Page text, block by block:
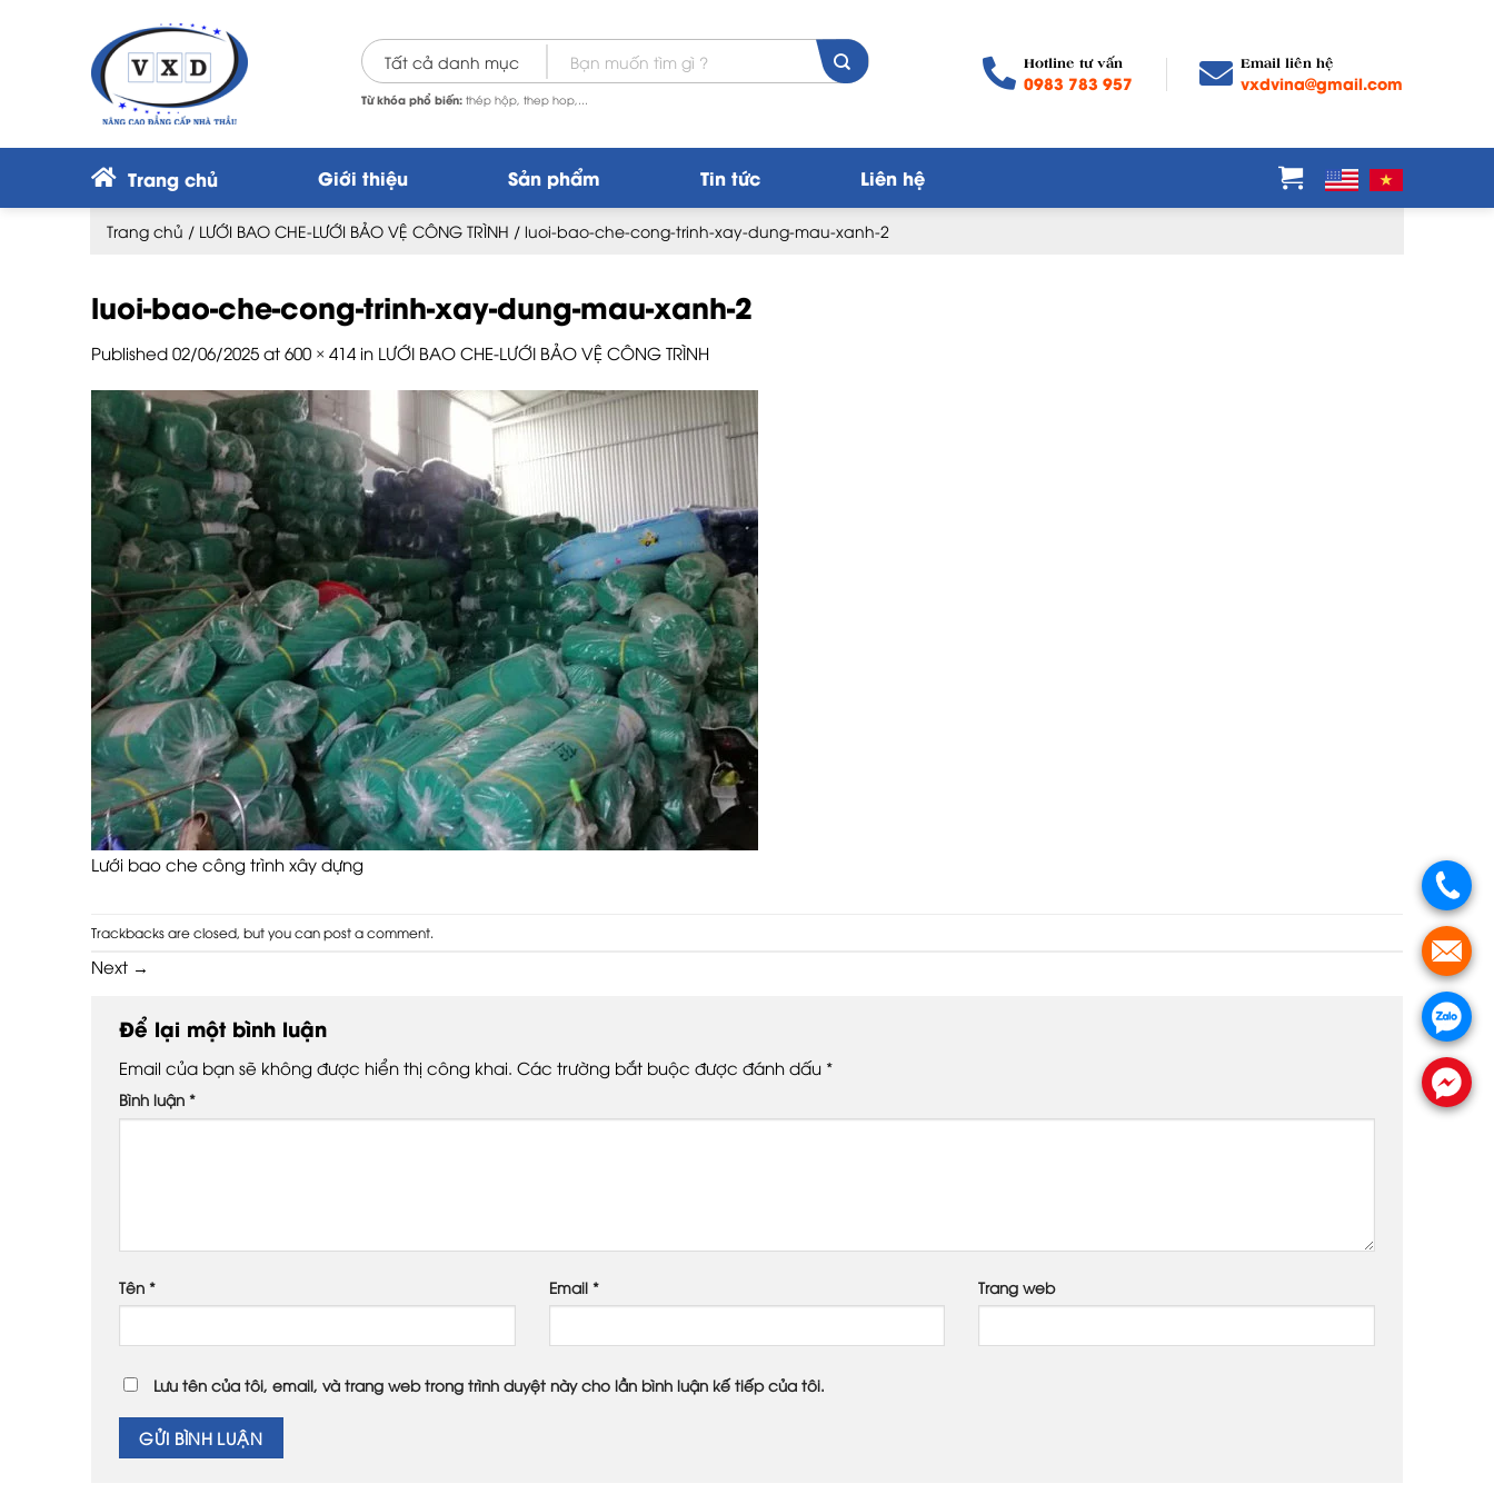
kiếm:
Từ khóa phổ biến: thép hộp, thep hop,...
Hotline tư vấn
0983 783 957
Email liên hệ
vxdvina@gmail.com
Trang chủ Giới thiệu Sản phẩm Tin tức Liên hệ
Trang chủ / LƯỚI BAO CHE-LƯỚI BẢO VỆ CÔNG TRÌNH / luoi-bao-che-cong-trinh-xay-dung-mau-xanh-2
luoi-bao-che-cong-trinh-xay-dung-mau-xanh-2
Published 02/06/2025 at 600 × 414 in LƯỚI BAO CHE-LƯỚI BẢO VỆ CÔNG TRÌNH
Lưới bao che công trình xây dựng
Trackbacks are closed, but you canpost a comment.
Next →
Để lại một bình luận
Email của bạn sẽ không được hiển thị công khai. Các trường bắt buộc được đánh dấu *
Bình luận *
Tên * Email * Trang web
Lưu tên của tôi, email, và trang web trong trình duyệt này cho lần bình luận kế tiếp của tôi.